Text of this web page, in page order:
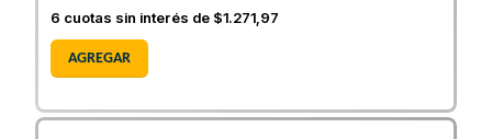
6 cuotas sin interés de $1.271,97
AGREGAR